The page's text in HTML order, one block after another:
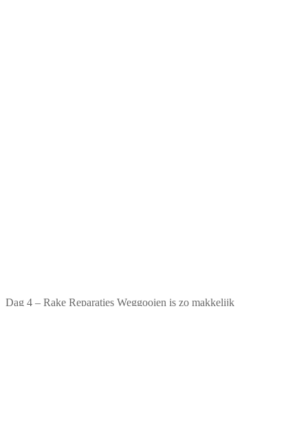
Dag 4 – Rake Reparaties Weggooien is zo makkelijk